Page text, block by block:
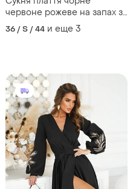
червоне рожеве на запах з
розрізом довге міді
36 / S / 44 и еще 3